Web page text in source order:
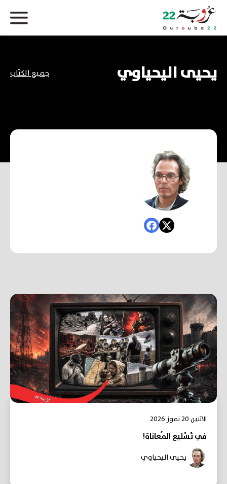
يحيى اليحياوي جميع الكتّاب
الاثنين 20 تموز 2026
في تَسْليعِ المُعاناة!
يحيى اليحياوي